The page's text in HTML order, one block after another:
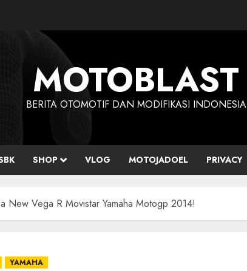
MOTOBLAST
BERITA OTOMOTIF DAN MODIFIKASI INDONESIA
SHOP VLOG MOTOJADOEL PRIVACY
New Vega R Movistar Yamaha Motogp 2014!
YAMAHA